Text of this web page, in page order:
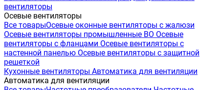
вентиляторы
Осевые вентиляторы
Все товарыОсевые оконные вентиляторы с жалюзи
Осевые вентиляторы промышленные ВО Осевые
вентиляторы с фланцами Осевые вентиляторы с
настенной панелью Осевые вентиляторы с защитной
решеткой
Кухонные вентиляторы Автоматика для вентиляции
Автоматика для вентиляции